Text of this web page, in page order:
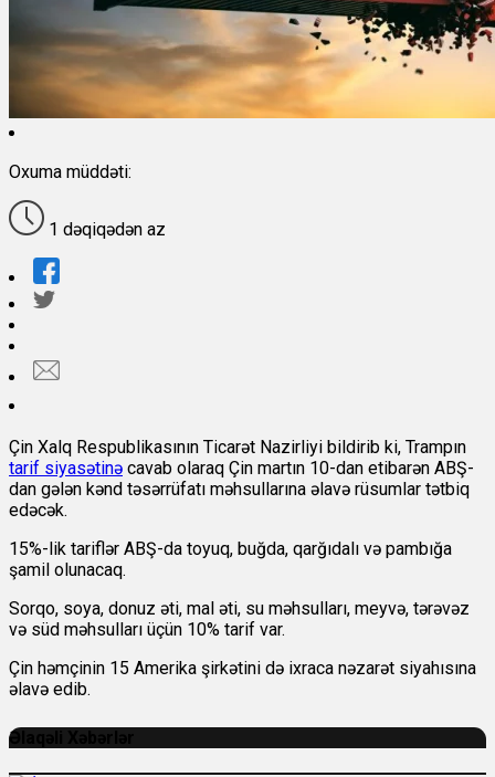
Oxuma müddəti:
1 dəqiqədən az
Çin Xalq Respublikasının Ticarət Nazirliyi bildirib ki, Trampın
tarif siyasətinə cavab olaraq Çin martın 10-dan etibarən ABŞ-
dan gələn kənd təsərrüfatı məhsullarına əlavə rüsumlar tətbiq
edəcək.
15%-lik tariflər ABŞ-da toyuq, buğda, qarğıdalı və pambığa
şamil olunacaq.
Sorqo, soya, donuz əti, mal əti, su məhsulları, meyvə, tərəvəz
və süd məhsulları üçün 10% tarif var.
Çin həmçinin 15 Amerika şirkətini də ixraca nəzarət siyahısına
əlavə edib.
Əlaqəli Xəbərlər